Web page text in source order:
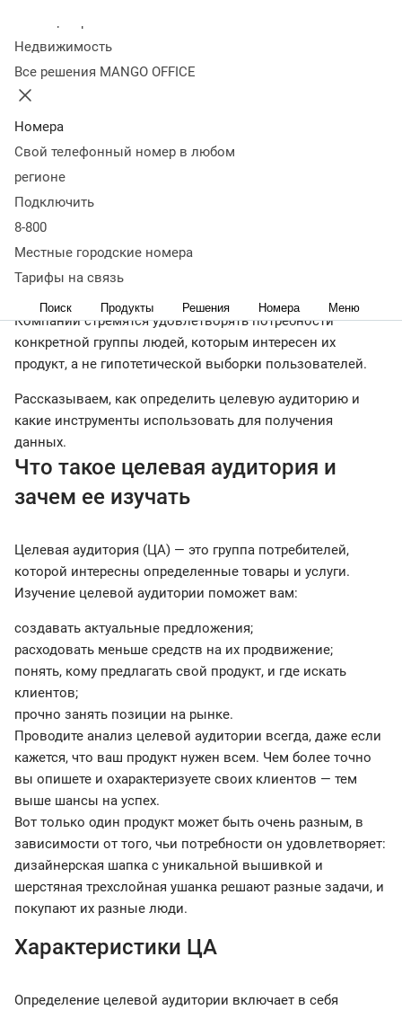
Недвижимость
Все решения MANGO OFFICE
Номера
Свой телефонный номер в любом
регионе
Подключить
8-800
Местные городские номера
Тарифы на связь
Поиск Продукты Решения Номера Меню
Оглавление
Что такое целевая аудитория и зачем ее
изучать
сегментировать ЦА
ЦА
Составление портрета ЦА Как меняется ЦА
ЦА Ошибки в определении ЦА
← Читать Журнал
Изучать целевую аудиторию необходимо на любой
стадии разработки продукта — от идеи до продвижения.
Компании стремятся удовлетворять потребности
конкретной группы людей, которым интересен их
продукт, а не гипотетической выборки пользователей.
Рассказываем, как определить целевую аудиторию и
какие инструменты использовать для получения
данных.
Что такое целевая аудитория и
зачем ее изучать
Целевая аудитория (ЦА) — это группа потребителей,
которой интересны определенные товары и услуги.
Изучение целевой аудитории поможет вам:
создавать актуальные предложения;
расходовать меньше средств на их продвижение;
понять, кому предлагать свой продукт, и где искать
клиентов;
прочно занять позиции на рынке.
Проводите анализ целевой аудитории всегда, даже если
кажется, что ваш продукт нужен всем. Чем более точно
вы опишете и охарактеризуете своих клиентов — тем
выше шансы на успех.
Вот только один продукт может быть очень разным, в
зависимости от того, чьи потребности он удовлетворяет:
дизайнерская шапка с уникальной вышивкой и
шерстяная трехслойная ушанка решают разные задачи, и
покупают их разные люди.
Характеристики ЦА
Определение целевой аудитории включает в себя